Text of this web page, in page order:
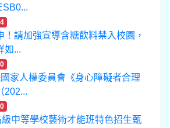
！請加強宣導含糖飲料禁入校園，
如...
家人權委員會《身心障礙者合理
202...
中等學校藝術才能班特色招生甄